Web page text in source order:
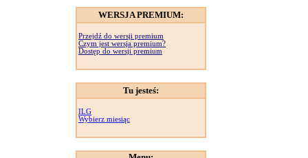
WERSJA PREMIUM:
Przejdź do wersji premium
Czym jest wersja premium?
Dostęp do wersji premium
Tu jesteś:
ILG
Wybierz miesiąc